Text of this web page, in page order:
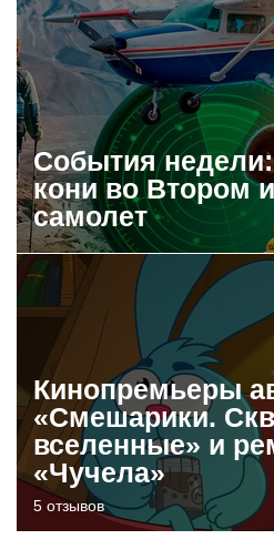
События
кони во Втором
самолет
Кинопремьеры
«Смешарики.
вселенные» и
«Чучела»
5 отзывов